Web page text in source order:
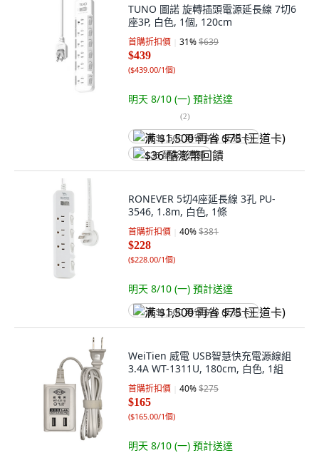
TUNO 圖諾 旋轉插頭電源延長線 7切6
座3P, 白色, 1個, 120cm
首購折扣價 31%$639
$439
($439.00/1個)
明天 8/10 (一) 預計送達
(2)
满 $1,500 再省 $75 (王道卡)
$36 酷澎幣回饋
RONEVER 5切4座延長線 3孔 PU-
3546, 1.8m, 白色, 1條
首購折扣價 40%$381
$228
($228.00/1個)
明天 8/10 (一) 預計送達
满 $1,500 再省 $75 (王道卡)
WeiTien 威電 USB智慧快充電源線組
3.4A WT-1311U, 180cm, 白色, 1組
首購折扣價 40%$275
$165
($165.00/1個)
明天 8/10 (一) 預計送達